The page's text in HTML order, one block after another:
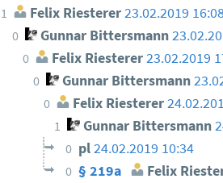
1 Felix Riesterer23.02.2019
0 Gunnar Bittersmann
0 Felix Riesterer 23.02.2019
0 Gunnar Bittersmann
0 Felix Riesterer
1 Gunnar Bittersmann
0 pl24.02.2019 10:34
0 § 219a Felix